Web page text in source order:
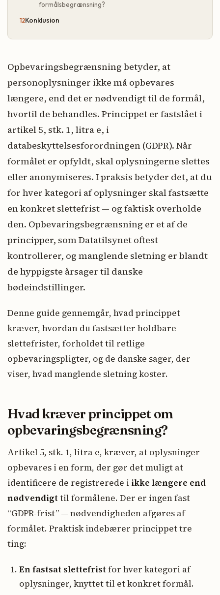
formålsbegrænsning?
Konklusion
Opbevaringsbegrænsning betyder, at
personoplysninger ikke må opbevares
længere, end det er nødvendigt til de formål,
hvortil de behandles. Princippet er fastslået i
artikel 5, stk. 1, litra e, i
databeskyttelsesforordningen (GDPR). Når
formålet er opfyldt, skal oplysningerne slettes
eller anonymiseres. I praksis betyder det, at du
for hver kategori af oplysninger skal fastsætte
en konkret slettefrist — og faktisk overholde
den. Opbevaringsbegrænsning er et af de
principper, som Datatilsynet oftest
kontrollerer, og manglende sletning er blandt
de hyppigste årsager til danske
bødeindstillinger.
Denne guide gennemgår, hvad princippet
kræver, hvordan du fastsætter holdbare
slettefrister, forholdet til retlige
opbevaringspligter, og de danske sager, der
viser, hvad manglende sletning koster.
Hvad kræver princippet om
opbevaringsbegrænsning?
Artikel 5, stk. 1, litra e, kræver, at oplysninger
opbevares i en form, der gør det muligt at
identificere de registrerede i ikke længere end
nødvendigt til formålene. Der er ingen fast
“GDPR-frist” — nødvendigheden afgøres af
formålet. Praktisk indebærer princippet tre
ting:
En fastsat slettefrist for hver kategori af
oplysninger, knyttet til et konkret formål.